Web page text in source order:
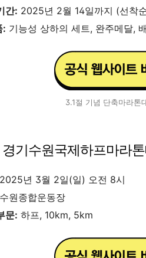
간: 2025년 2월 14일까지 (선착
: 기능성 상하의 세트, 완주메달,
3.1절 기념 단축마라톤
기수원국제하프마라
2025년 3월 2일(일) 오전 8시
수원종합운동장
문: 하프, 10km, 5km